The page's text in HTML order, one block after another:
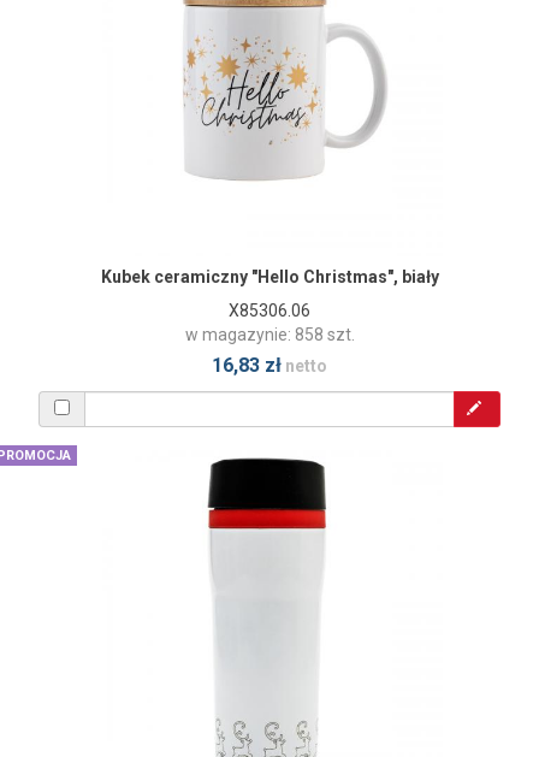
Kubek ceramiczny "Hello Christmas", biały
X85306.06
w magazynie: 858 szt.
16,83 zł netto